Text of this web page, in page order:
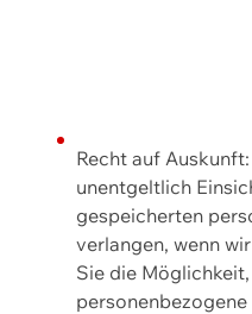
Recht auf
unentgeltlich
gespeicherten
verlangen, wenn
Sie die